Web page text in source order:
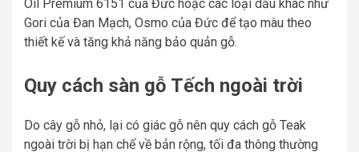
Oil Premium 6151 của Đức hoặc các loại dầu khác như
Gori của Đan Mạch, Osmo của Đức để tạo màu theo
thiết kế và tăng khả năng bảo quản gỗ.
Quy cách sàn gỗ Tếch ngoài trời
Do cây gỗ nhỏ, lại có giác gỗ nên quy cách gỗ Teak
ngoài trời bị hạn chế về bản rộng, tối đa thông thường